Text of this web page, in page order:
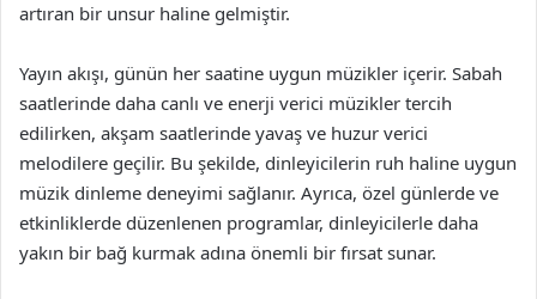
artıran bir unsur haline gelmiştir.
Yayın akışı, günün her saatine uygun müzikler içerir. Sabah
saatlerinde daha canlı ve enerji verici müzikler tercih
edilirken, akşam saatlerinde yavaş ve huzur verici
melodilere geçilir. Bu şekilde, dinleyicilerin ruh haline uygun
müzik dinleme deneyimi sağlanır. Ayrıca, özel günlerde ve
etkinliklerde düzenlenen programlar, dinleyicilerle daha
yakın bir bağ kurmak adına önemli bir fırsat sunar.